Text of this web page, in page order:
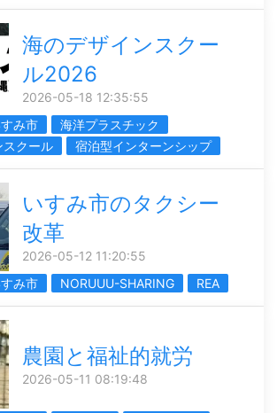
海のデザインスクー
ル2026
2026-05-18 12:35:55
み市
海洋プラスチック
スクール
宿泊型インターンシップ
いすみ市のタクシー
改革
2026-05-12 11:20:55
み市 NORUUU-SHARING REA
農園と福祉的就労
2026-05-11 08:19:48